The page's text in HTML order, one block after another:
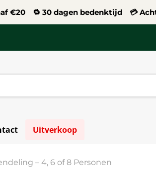
€20 🔁 30 dagen bedenktijd 💳
Uitverkoop
– 4, 6 of 8 Personen